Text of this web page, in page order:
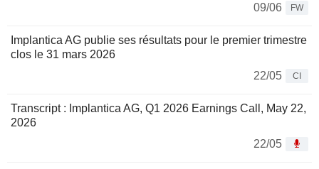
09/06
FW
Implantica AG publie ses résultats pour le premier trimestre
clos le 31 mars 2026
22/05
CI
Transcript : Implantica AG, Q1 2026 Earnings Call, May 22,
2026
22/05